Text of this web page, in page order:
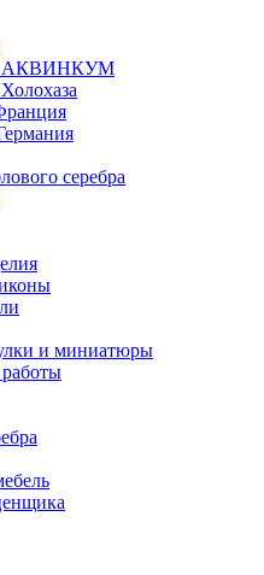
АКВИНКУМ
серебра
и миниатюры